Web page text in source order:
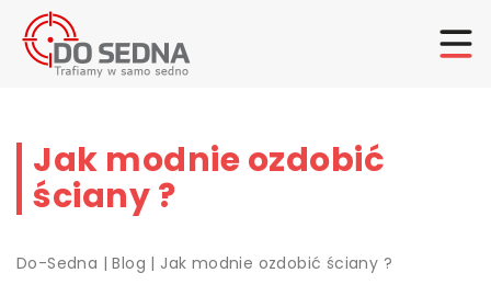
Jak modnie ozdobić
ściany ?
Do-Sedna |Blog | Jak modnie ozdobić ściany ?